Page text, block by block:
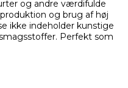
og andre værdifulde
og brug af høj
ikke indeholder kunstige
Perfekt som